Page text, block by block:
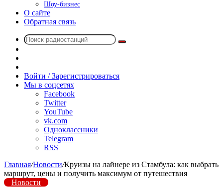
Шоу-бизнес
О сайте
Обратная связь
Поиск
радио
Войти / Зарегистрироваться
Мы в соцсетях
Facebook
Twitter
YouTube
vk.com
Одноклассники
Telegram
RSS
Главная/Новости/Круизы на лайнере из Стамбула: как выбрать
маршрут, цены и получить максимум от путешествия
Новости